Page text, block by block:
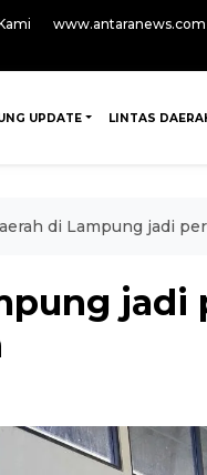
www.antaranews.com
UPDATE LINTAS
di Lampung jadi
jadi